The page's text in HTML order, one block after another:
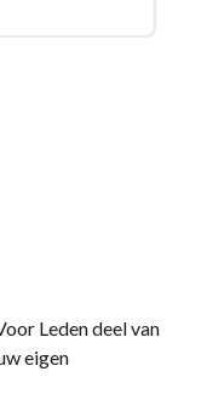
Leden deel van
eigen